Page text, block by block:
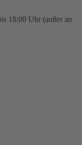
18:00 Uhr (außer an